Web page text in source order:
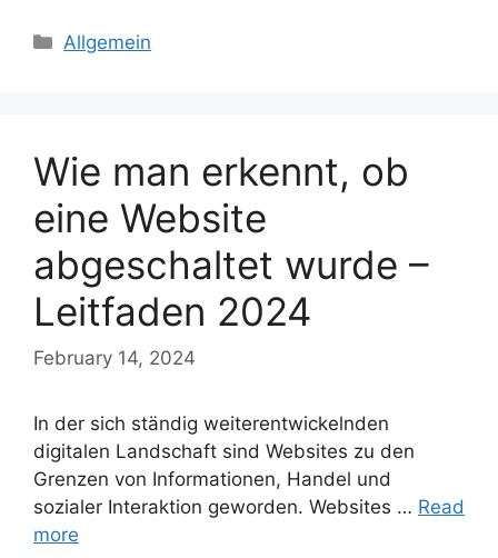
Categories
Allgemein
Wie man erkennt, ob
eine Website
abgeschaltet wurde –
Leitfaden 2024
February 14, 2024
In der sich ständig weiterentwickelnden
digitalen Landschaft sind Websites zu den
Grenzen von Informationen, Handel und
sozialer Interaktion geworden. Websites … Read
more